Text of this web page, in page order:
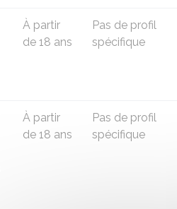
À partir
de 18 ans
Pas de profil
spécifique
À partir
de 18 ans
Pas de profil
spécifique